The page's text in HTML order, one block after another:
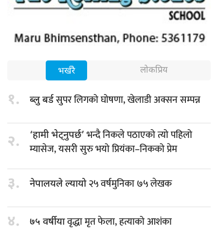
भर्खरै लोकप्रिय
१. ब्लु बर्डसुपर लिगको घोषणा, खेलाडी अक्सन सम्पन्न
२. ‘हामी भेट्नुपर्छ’ भन्दै निकले पठाएको त्यो पहिलो
म्यासेज, यसरी सुरु भयो प्रियंका–निकको प्रेम
३. नेपालयले ल्यायो२५ वर्षमुनिका ७५ लेखक
४. ७५ वर्षीयावृद्धा मृत फेला, हत्याको आशंका